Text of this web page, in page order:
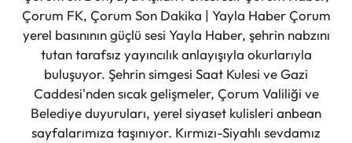
Çorum FK, Çorum Son Dakika | Yayla Haber Çorum
yerel basınının güçlü sesi Yayla Haber, şehrin nabzını
tutan tarafsız yayıncılık anlayışıyla okurlarıyla
buluşuyor. Şehrin simgesi Saat Kulesi ve Gazi
Caddesi'nden sıcak gelişmeler, Çorum Valiliği ve
Belediye duyuruları, yerel siyaset kulisleri anbean
sayfalarımıza taşınıyor. Kırmızı-Siyahlı sevdamız